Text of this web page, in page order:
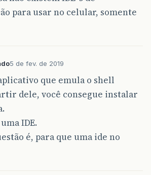
para usar no celular, somente
5 de fev. de 2019
que emula o shell
dele, você consegue instalar
IDE.
é, para que uma ide no